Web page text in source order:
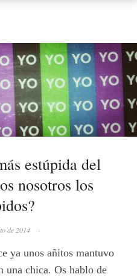
estúpida del
nosotros los
de 2014 ·
ya unos añitos mantuvo
una chica. Os hablo de